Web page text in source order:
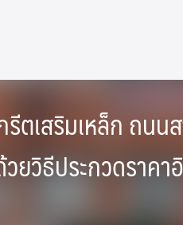
ตเสริมเหล็ก ถนน
ยวิธีประกวดราค